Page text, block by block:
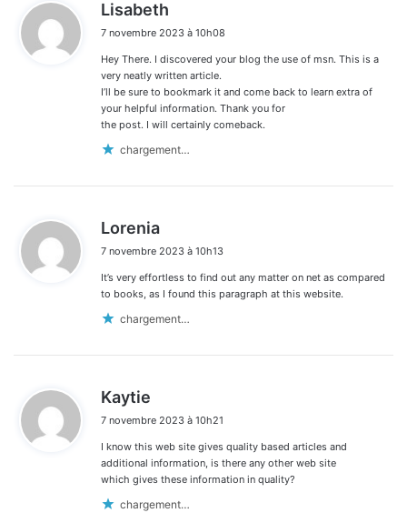
Lisabeth
t
:
7 novembre 2023 à 10h08
Hey There. I discovered your blog the use of msn. This is a
very neatly written article.
I’ll be sure to bookmark it and come back to learn extra of
your helpful information. Thank you for
the post. I will certainly comeback.
chargement…
Lorenia
t
7 novembre 2023 à 10h13
It’s very effortless to find out any matter on net as compared
to books, as I found this paragraph at this website.
chargement…
Kaytie
t
:
7 novembre 2023 à 10h21
I know this web site gives quality based articles and
additional information, is there any other web site
which gives these information in quality?
chargement…